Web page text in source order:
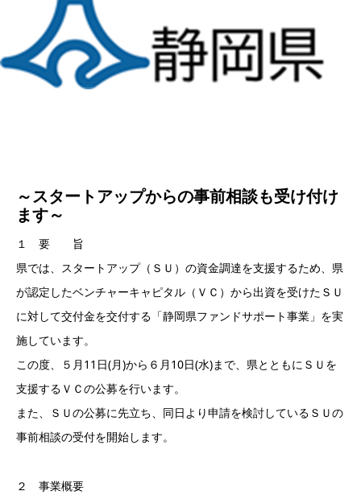
～スタートアップからの事前相談も受け付け
ます～
１ 要 旨
県では、スタートアップ（ＳＵ）の資金調達を支援するため、県
が認定したベンチャーキャピタル（ＶＣ）から出資を受けたＳＵ
に対して交付金を交付する「静岡県ファンドサポート事業」を実
施しています。
この度、５月11日(月)から６月10日(水)まで、県とともにＳＵを
支援するＶＣの公募を行います。
また、ＳＵの公募に先立ち、同日より申請を検討しているＳＵの
事前相談の受付を開始します。
２ 事業概要